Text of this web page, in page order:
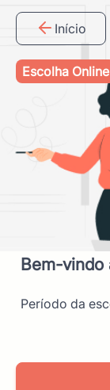
Início
Escolha Online
Bem-vindo
Período da